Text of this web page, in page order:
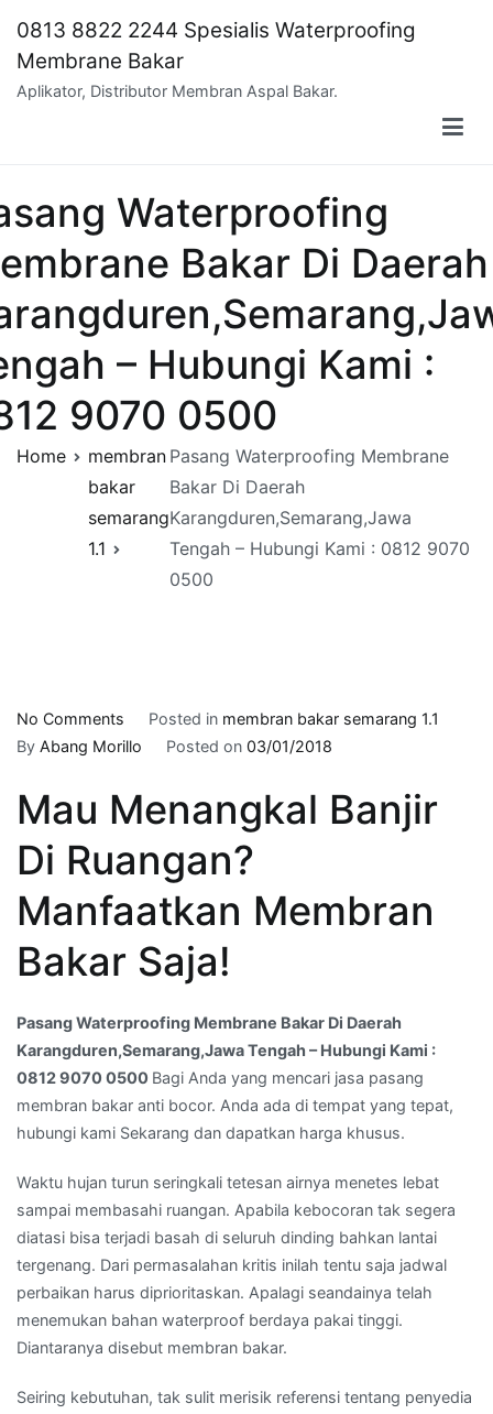
content
0813 8822 2244 Spesialis Waterproofing
Membrane Bakar
Aplikator, Distributor Membran Aspal Bakar.
Waterproofing
Bakar Di Daerah
– Hubungi Kami :
9070 0500
Home
membran
bakar
semarang
1.1
Pasang Waterproofing Membrane
Bakar Di Daerah
Karangduren,Semarang,Jawa
Tengah – Hubungi Kami : 0812 9070
0500
No Comments
Pasang
Membrane
Bakar
Di
Daerah
Karangduren,Semarang,Jawa
Kami
:
0812
9070
0500
Posted in membran bakar semarang 1.1
By Abang Morillo Posted on 03/01/2018
Mau Menangkal Banjir
Di Ruangan?
Manfaatkan Membran
Bakar Saja!
Pasang Waterproofing Membrane Bakar Di Daerah
Karangduren,Semarang,Jawa Tengah – Hubungi Kami :
0812 9070 0500 Bagi Anda yang mencari jasa pasang
membran bakar anti bocor. Anda ada di tempat yang tepat,
hubungi kami Sekarang dan dapatkan harga khusus.
Waktu hujan turun seringkali tetesan airnya menetes lebat
sampai membasahi ruangan. Apabila kebocoran tak segera
diatasi bisa terjadi basah di seluruh dinding bahkan lantai
tergenang. Dari permasalahan kritis inilah tentu saja jadwal
perbaikan harus diprioritaskan. Apalagi seandainya telah
menemukan bahan waterproof berdaya pakai tinggi.
Diantaranya disebut membran bakar.
Seiring kebutuhan, tak sulit merisik referensi tentang penyedia